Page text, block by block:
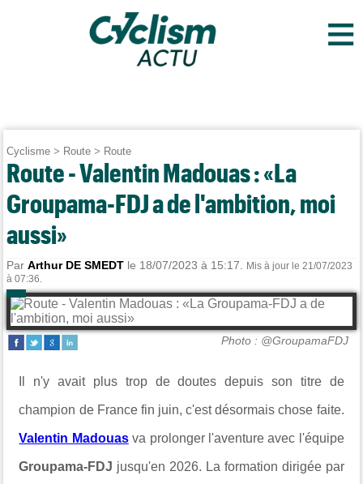
≡
Cyclisme > Route > Route
Route - Valentin Madouas : «La
Groupama-FDJ a de l'ambition, moi
aussi»
ParArthur DE SMEDT le 18/07/2023 à 15:17.
Mis à jour le 21/07/2023
à 07:36.
Photo : @GroupamaFDJ
Il n'y avait plus trop de doutes depuis son titre de
champion de France fin juin, c'est désormais chose faite.
Valentin Madouasva prolonger l'aventure avec l'équipe
Groupama-FDJ jusqu'en 2026. La formation dirigée par